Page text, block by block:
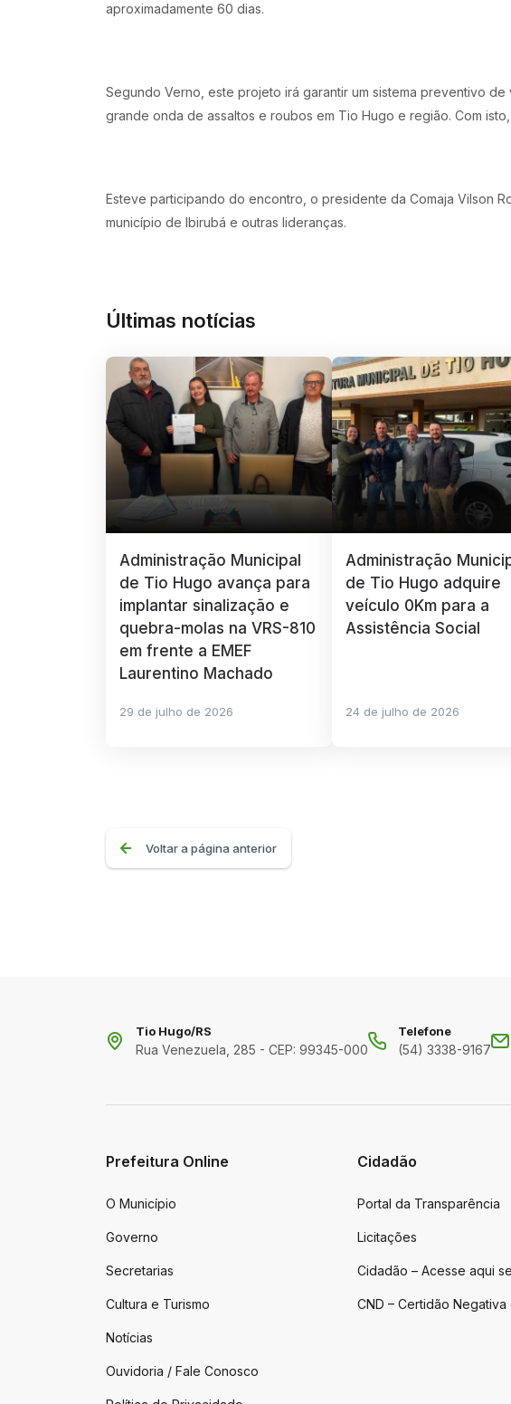
aproximadamente 60 dias.
Segundo Verno, este projeto irá garantir um sistema preventivo
grande onda de assaltos e roubos em Tio Hugo e região. Com
Esteve participando do encontro, o presidente da Comaja Vilson
município de Ibirubá e outras lideranças.
Últimas notícias
Administração Municipal
de Tio Hugo avança para
implantar sinalização e
quebra-molas na VRS-810
em frente a EMEF
Laurentino Machado
29 de julho de 2026
Administração
de Tio Hugo adquire
veículo 0Km para a
Assistência Social
24 de julho de 2026
Voltar a página anterior
Tio Hugo/RS
Rua Venezuela, 285 - CEP: 99345-000
Telefone
(54) 3338-9167
Prefeitura Online
O Município
Governo
Secretarias
Cultura e Turismo
Notícias
Ouvidoria / Fale Conosco
Cidadão
Portal da Transparência
Licitações
Cidadão – Acesse aqui
CND – Certidão